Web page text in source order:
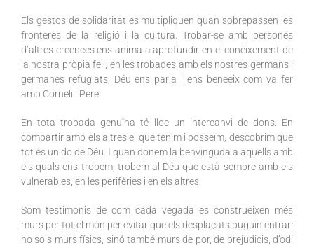
Els gestos de solidaritat es multipliquen quan sobrepassen les
fronteres de la religió i la cultura. Trobar-se amb persones
d’altres creences ens anima a aprofundir en el coneixement de
la nostra pròpia fe i, en les trobades amb els nostres germans i
germanes refugiats, Déu ens parla i ens beneeix com va fer
amb Corneli i Pere.
En tota trobada genuïna té lloc un intercanvi de dons. En
compartir amb els altres el que tenim i posseïm, descobrim que
tot és un do de Déu. I quan donem la benvinguda a aquells amb
els quals ens trobem, trobem al Déu que està sempre amb els
vulnerables, en les perifèries i en els altres.
Som testimonis de com cada vegada es construeixen més
murs per tot el món per evitar que els desplaçats puguin entrar:
no sols murs físics, sinó també murs de por, de prejudicis, d’odi